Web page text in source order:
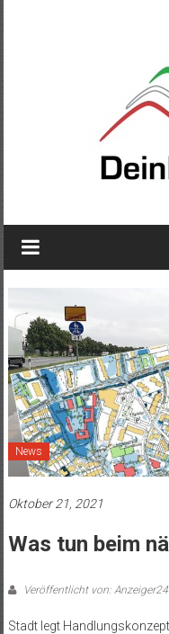
News
Oktober 21, 2021
Was tun beim
Veröffentlicht von: Anzeiger24
Stadt legt